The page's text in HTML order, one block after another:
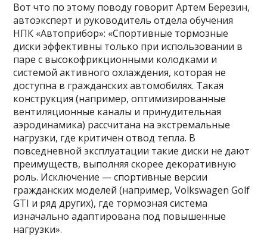
Вот что по этому поводу говорит Артем Березин,
автоэксперт и руководитель отдела обучения
НПК «Автоприбор»: «Спортивные тормозные
диски эффективны только при использовании в
паре с высокофрикционными колодками и
системой активного охлаждения, которая не
доступна в гражданских автомобилях. Такая
конструкция (например, оптимизированные
вентиляционные каналы и принудительная
аэродинамика) рассчитана на экстремальные
нагрузки, где критичен отвод тепла. В
повседневной эксплуатации такие диски не дают
преимуществ, выполняя скорее декоративную
роль. Исключение — спортивные версии
гражданских моделей (например, Volkswagen Golf
GTI и ряд других), где тормозная система
изначально адаптирована под повышенные
нагрузки».